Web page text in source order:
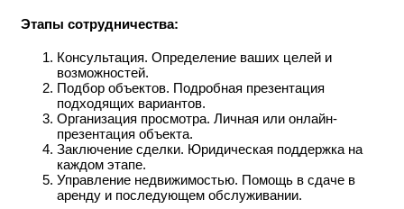
Этапы сотрудничества:
Консультация. Определение ваших целей и
возможностей.
Подбор объектов. Подробная презентация
подходящих вариантов.
Организация просмотра. Личная или онлайн-
презентация объекта.
Заключение сделки. Юридическая поддержка на
каждом этапе.
Управление недвижимостью. Помощь в сдаче в
аренду и последующем обслуживании.